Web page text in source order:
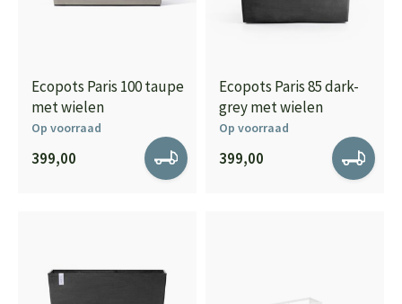
Ecopots Paris 100 taupe
met wielen
Op voorraad
399,00
Ecopots Paris 85 dark-
grey met wielen
Op voorraad
399,00